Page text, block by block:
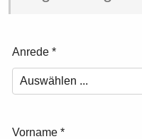
Anrede*
Vorname*